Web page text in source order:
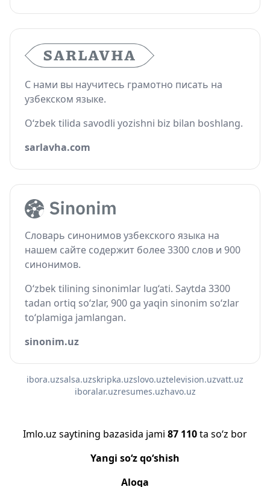
С нами вы научитесь грамотно писать на
узбекском языке.
O‘zbek tilida savodli yozishni biz bilan boshlang.
sarlavha.com
Словарь синонимов узбекского языка на
нашем сайте содержит более 3300 слов и 900
синонимов.
O‘zbek tilining sinonimlar lug‘ati. Saytda 3300
tadan ortiq so‘zlar, 900 ga yaqin sinonim so‘zlar
to‘plamiga jamlangan.
sinonim.uz
ibora.uzsalsa.uzskripka.uzslovo.uztelevision.uzvatt.uz
iboralar.uzresumes.uzhavo.uz
Imlo.uz saytining bazasida jami 87 110ta so‘z bor
Yangi so‘z qo‘shish
Aloqa